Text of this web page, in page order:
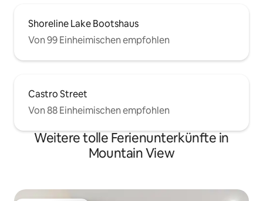
Shoreline Lake Bootshaus
Von 99 Einheimischen empfohlen
Castro Street
Von 88 Einheimischen empfohlen
Weitere tolle Ferienunterkünfte in
Mountain View